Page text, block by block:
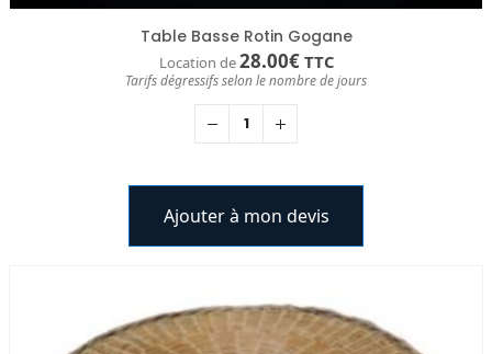
Table Basse Rotin Gogane
Location de28.00€ TTC
Tarifs dégressifs selon le nombre de jours
Ajouter à mon devis